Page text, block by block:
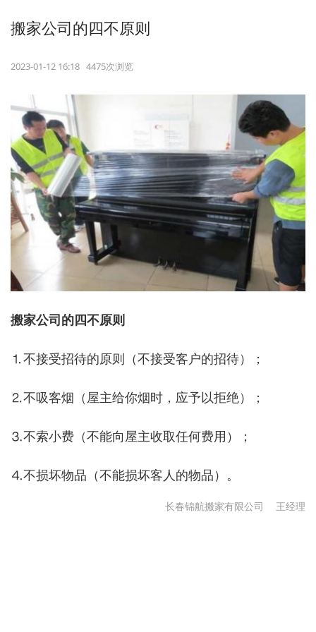
搬家公司的四不原则
2023-01-12 16:18 4475次浏览
搬家公司的四不原则
⒈不接受招待的原则（不接受客户的招待）；
⒉不吸客烟（屋主给你烟时，应予以拒绝）；
⒊不索小费（不能向屋主收取任何费用）；
⒋不损坏物品（不能损坏客人的物品）。
长春锦航搬家有限公司 王经理